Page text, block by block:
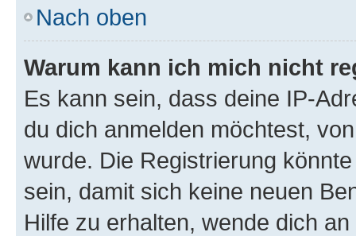
Nach oben
Warum kann ich mich nicht
Es kann sein, dass deine IP-
du dich anmelden möchtest,
wurde. Die Registrierung
sein, damit sich keine neuen
Hilfe zu erhalten, wende dich